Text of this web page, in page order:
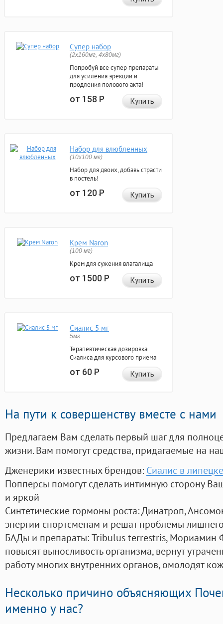
Супер набор
(2х160мг, 4х80мг)
Попробуй все супер препараты
для усиления эрекции и
продления полового акта!
от 158Р Купить
Набор для влюбленных
(10х100 мг)
Набор для двоих, добавь страсти
в постель!
от 120Р Купить
Крем Naron
(100 мг)
Крем для сужения влагалища
от 1500Р Купить
Сиалис 5 мг
5мг
Терапевтическая дозировка
Сиалиса для курсового приема
от 60Р Купить
На пути к совершенству вместе с нами
Предлагаем Вам сделать первый шаг для
жизни. Вам помогут средства, придагаемые на
Дженерики известных брендов: Сиалис в липецке
Попперсы помогут сделать интимную сторону
и яркой
Синтетические гормоны роста: Динатроп,
энергии спортсменам и решат проблемы
БАДы и препараты:Tribulus terrestris, Мориамин
повысят выносливость организма, вернут
работу многих внутренних органов, омолодят
Несколько причино объясняющих
именно у нас?